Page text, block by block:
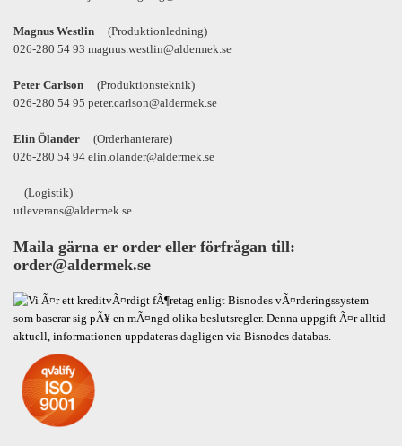
Magnus Westlin
(Produktionledning)
026-280 54 93 magnus.westlin@aldermek.se
Peter Carlson
(Produktionsteknik)
026-280 54 95 peter.carlson@aldermek.se
Elin Ölander
(Orderhanterare)
026-280 54 94 elin.olander@aldermek.se
(Logistik)
utleverans@aldermek.se
Maila gärna er order eller förfrågan till:
order@aldermek.se